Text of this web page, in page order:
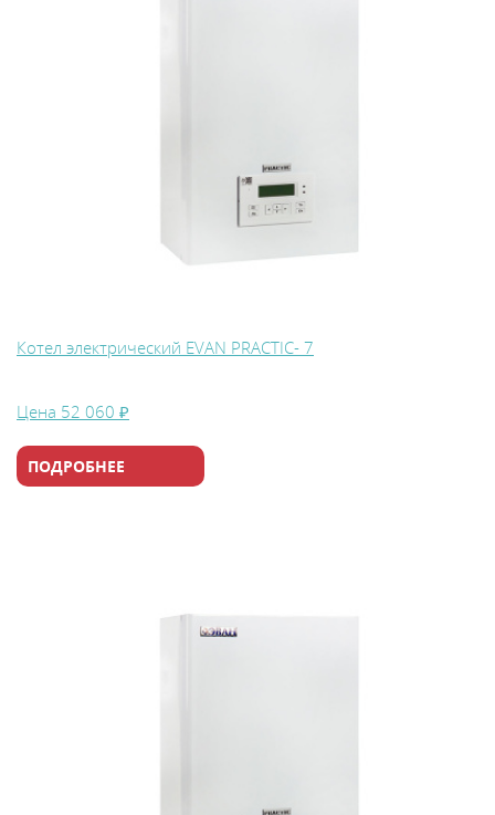
Котел электрический EVAN PRACTIC- 7
Цена 52 060 ₽
ПОДРОБНЕЕ